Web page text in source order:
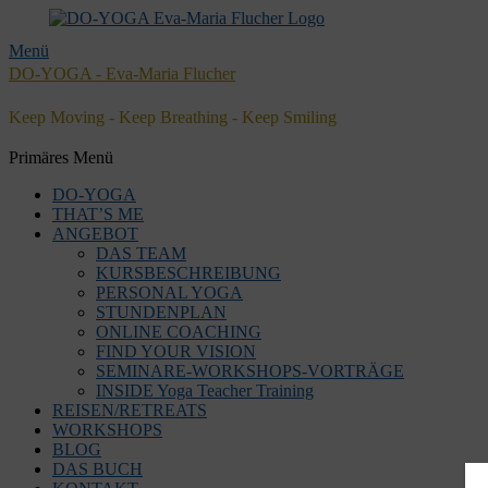
Menü
DO-YOGA - Eva-Maria Flucher
Keep Moving - Keep Breathing - Keep Smiling
Facebook
Twitter
E-
LinkedIn
YouTube
Instagram
Primäres Menü
Zum
Inhalt
springen
DO-YOGA
THAT’S ME
ANGEBOT
DAS TEAM
KURSBESCHREIBUNG
PERSONAL YOGA
STUNDENPLAN
ONLINE COACHING
FIND YOUR VISION
SEMINARE-WORKSHOPS-VORTRÄGE
INSIDE Yoga Teacher Training
REISEN/RETREATS
WORKSHOPS
BLOG
DAS BUCH